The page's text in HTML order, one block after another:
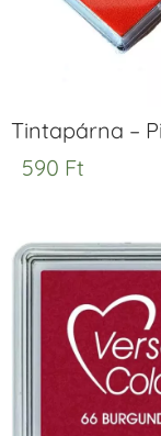
Tintapárna –
590 Ft